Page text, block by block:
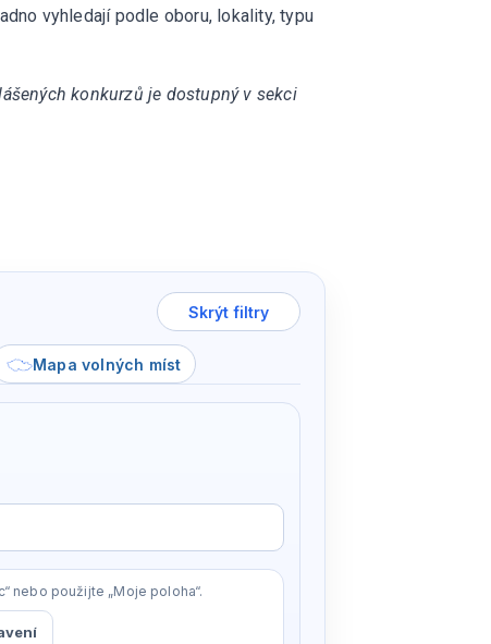
vyhledají podle oboru, lokality, typu
konkurzů je dostupný v sekci
Skrýt filtry
Mapa volných míst
nebo použijte „Moje poloha“.